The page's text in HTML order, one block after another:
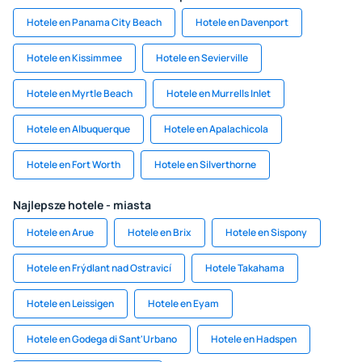
Hotele en Panama City Beach Hotele en Davenport
Hotele en Kissimmee Hotele en Sevierville
Hotele en Myrtle Beach Hotele en Murrells Inlet
Hotele en Albuquerque Hotele en Apalachicola
Hotele en Fort Worth Hotele en Silverthorne
Najlepsze hotele - miasta
Hotele en Arue Hotele en Brix Hotele en Sispony
Hotele en Frýdlant nad Ostravicí Hotele Takahama
Hotele en Leissigen Hotele en Eyam
Hotele en Godega di Sant'Urbano Hotele en Hadspen